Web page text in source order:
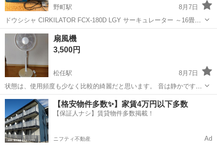
野町駅
8月7日
ドウシシャ CIRKILATOR FCX-180D LGY サーキュレーター ～16畳
用】 3年ほど前に12,800円で購入しました。 使用頻度は少なく、本体
石川 金沢市 野町駅
扇風機
3,500円
松任駅
8月7日
状態は、使用頻度も少なく比較的綺麗だと思います。 音は静かです。
高さは 約９５センチ 羽の径は 約30センチ 首振り角度は ６０度
首の上下角度は 30度 風力調整は 8段階 モードは 連続 リズム
おやすみの各モードがあ...
石川 白山市 松任駅 季節、空調家電
【格安物件多数✨】家賃4万円以下多数
【保証人ナシ】賃貸物件多数掲載！
ニフティ不動産 Ad